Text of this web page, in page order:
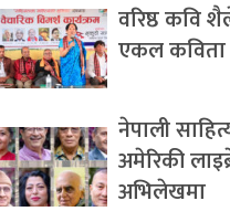
वरिष्ठ कवि
एकल कविता
नेपाली
अमेरिकी
अभिलेखमा